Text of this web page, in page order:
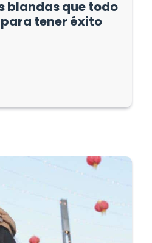
blandas que todo
tener éxito